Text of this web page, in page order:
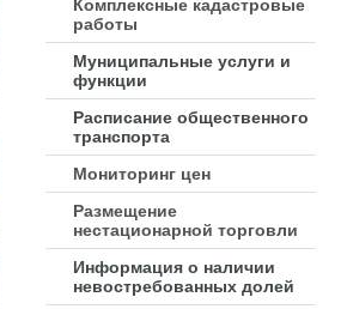
Комплексные кадастровые
работы
Муниципальные услуги и
функции
Расписание общественного
транспорта
Мониторинг цен
Размещение
нестационарной торговли
Информация о наличии
невостребованных долей